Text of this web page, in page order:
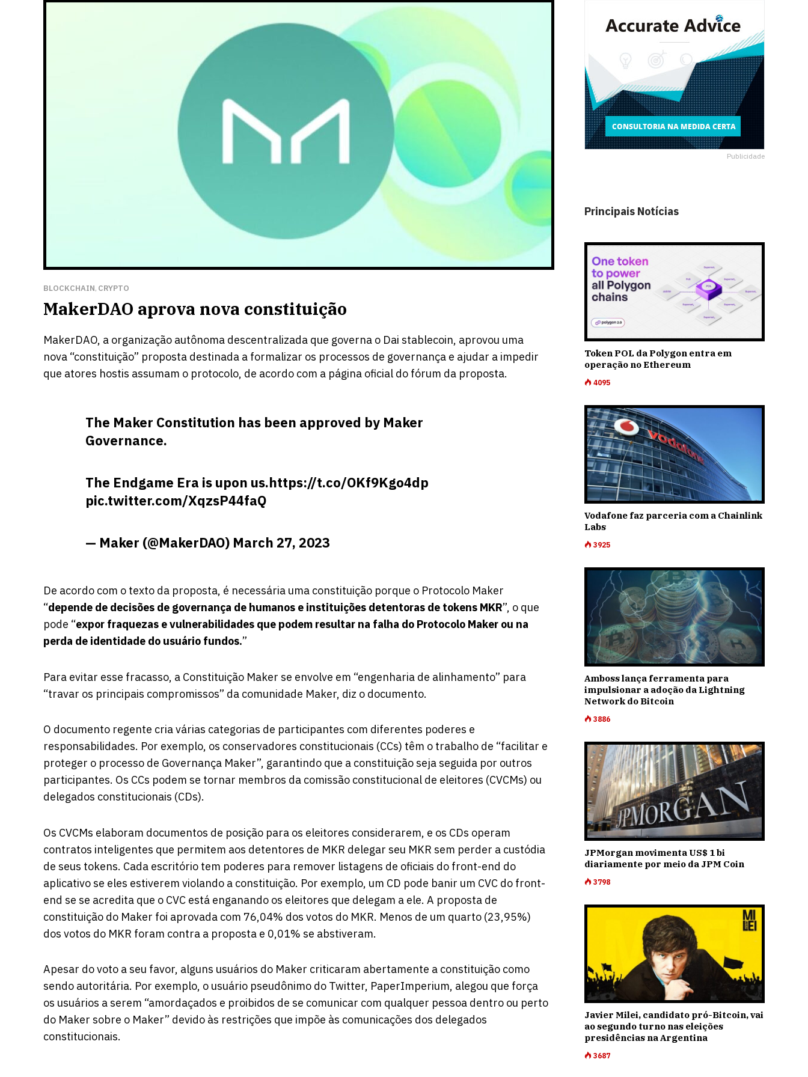
BLOCKCHAIN, CRYPTO
MakerDAO aprova nova constituição
MakerDAO, a organização autônoma descentralizada que governa o Dai stablecoin, aprovou uma
nova “constituição” proposta destinada a formalizar os processos de governança e ajudar a impedir
que atores hostis assumam o protocolo, de acordo com a página oficial do fórum da proposta.
The Maker Constitution has been approved by Maker
Governance.
The Endgame Era is upon us.https://t.co/OKf9Kgo4dp
pic.twitter.com/XqzsP44faQ
— Maker (@MakerDAO) March 27, 2023
De acordo com o texto da proposta, é necessária uma constituição porque o Protocolo Maker
“depende de decisões de governança de humanos e instituições detentoras de tokens MKR”, o que
pode “expor fraquezas e vulnerabilidades que podem resultar na falha do Protocolo Maker ou na
perda de identidade do usuário fundos.”
Para evitar esse fracasso, a Constituição Maker se envolve em “engenharia de alinhamento” para
“travar os principais compromissos” da comunidade Maker, diz o documento.
O documento regente cria várias categorias de participantes com diferentes poderes e
responsabilidades. Por exemplo, os conservadores constitucionais (CCs) têm o trabalho de “facilitar e
proteger o processo de Governança Maker”, garantindo que a constituição seja seguida por outros
participantes. Os CCs podem se tornar membros da comissão constitucional de eleitores (CVCMs) ou
delegados constitucionais (CDs).
Os CVCMs elaboram documentos de posição para os eleitores considerarem, e os CDs operam
contratos inteligentes que permitem aos detentores de MKR delegar seu MKR sem perder a custódia
de seus tokens. Cada escritório tem poderes para remover listagens de oficiais do front-end do
aplicativo se eles estiverem violando a constituição. Por exemplo, um CD pode banir um CVC do front-
end se se acredita que o CVC está enganando os eleitores que delegam a ele. A proposta de
constituição do Maker foi aprovada com 76,04% dos votos do MKR. Menos de um quarto (23,95%)
dos votos do MKR foram contra a proposta e 0,01% se abstiveram.
Apesar do voto a seu favor, alguns usuários do Maker criticaram abertamente a constituição como
sendo autoritária. Por exemplo, o usuário pseudônimo do Twitter, PaperImperium, alegou que força
os usuários a serem “amordaçados e proibidos de se comunicar com qualquer pessoa dentro ou perto
do Maker sobre o Maker” devido às restrições que impõe às comunicações dos delegados
constitucionais.
Publicidade
Principais Notícias
Token POL da Polygon entra em
operação no Ethereum
4095
Vodafone faz parceria com a Chainlink
Labs
3925
Amboss lança ferramenta para
impulsionar a adoção da Lightning
Network do Bitcoin
3886
JPMorgan movimenta US$ 1 bi
diariamente por meio da JPM Coin
3798
Javier Milei, candidato pró-Bitcoin, vai
ao segundo turno nas eleições
presidências na Argentina
3687